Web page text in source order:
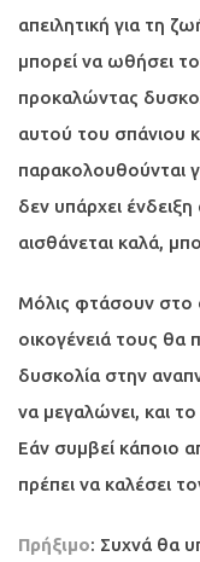
απειλητική για τη
μπορεί να ωθήσει
προκαλώντας
αυτού του σπάνιου
παρακολουθούνται
δεν υπάρχει
αισθάνεται καλά,
Μόλις φτάσουν στο
οικογένειά τους
δυσκολία στην
να μεγαλώνει, και
Εάν συμβεί κάποιο
πρέπει να καλέσει
Πρήξιμο: Συχνά θα